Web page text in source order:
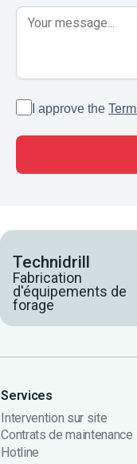
I approve the
Technidrill
Fabrication
d'équipements de
forage
Services
Intervention sur site
Contrats de maintenance
Hotline